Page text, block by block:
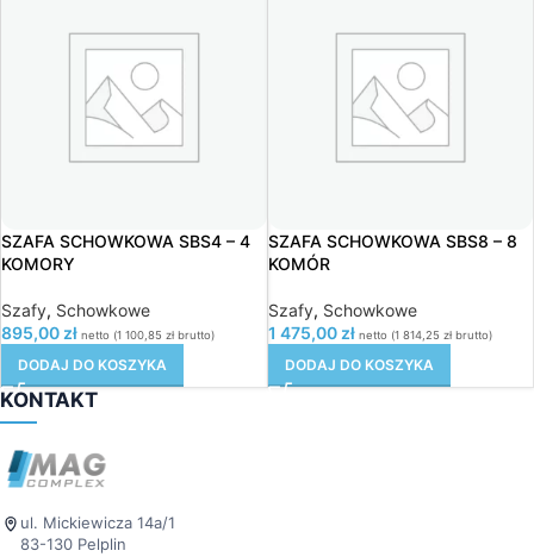
SZAFA SCHOWKOWA SBS4 – 4
KOMORY
Szafy, Schowkowe
895,00 zł netto (1 100,85 zł brutto)
DODAJ DO KOSZYKA
SZAFA SCHOWKOWA SBS8 – 8
KOMÓR
Szafy, Schowkowe
1 475,00 zł netto (1 814,25 złbrutto)
DODAJ DO KOSZYKA
KONTAKT
ul. Mickiewicza 14a/1
83-130 Pelplin